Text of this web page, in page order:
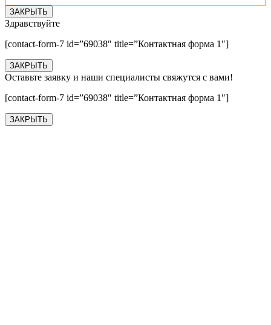
ЗАКРЫТЬ
Здравствуйте
[contact-form-7 id=”69038″ title=”Контактная форма 1″]
ЗАКРЫТЬ
Оставьте заявку и наши специалисты свяжутся с вами!
[contact-form-7 id=”69038″ title=”Контактная форма 1″]
ЗАКРЫТЬ